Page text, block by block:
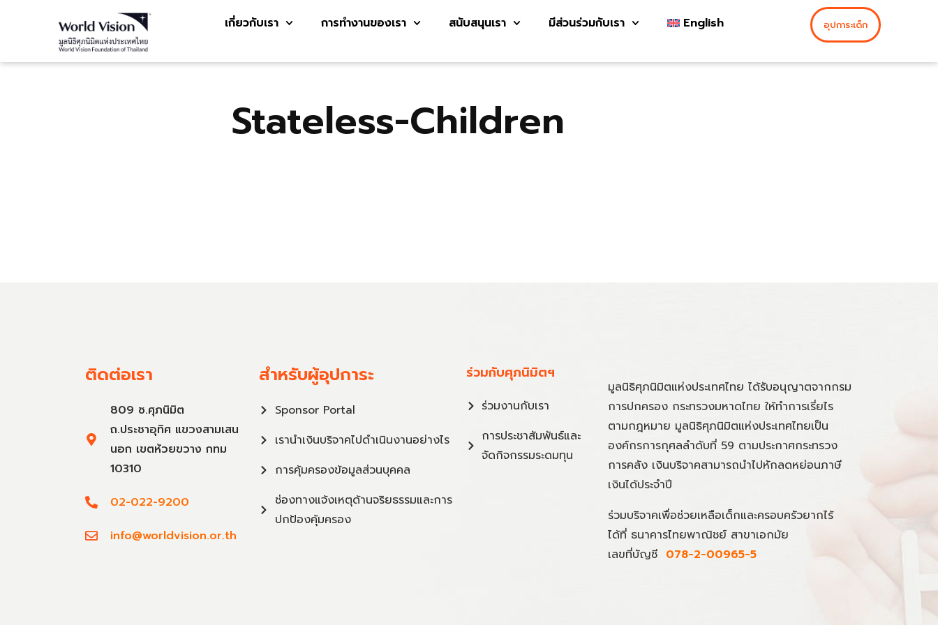
เกี่ยวกับเรา การทำงานของเรา สนับสนุนเรา มีส่วนร่วมกับเรา English อุปการะเด็ก
Stateless-Children
ติดต่อเรา
809 ซ.ศุภนิมิต
ถ.ประชาอุทิศ แขวงสามเสน
นอก เขตห้วยขวาง กทม
10310
02-022-9200
info@worldvision.or.th
สำหรับผู้อุปการะ
Sponsor Portal
เรานำเงินบริจาคไปดำเนินงานอย่างไร
การคุ้มครองข้อมูลส่วนบุคคล
ช่องทางแจ้งเหตุด้านจริยธรรมและการ
ปกป้องคุ้มครอง
ร่วมกับศุภนิมิตฯ
ร่วมงานกับเรา
การประชาสัมพันธ์และ
จัดกิจกรรมระดมทุน
มูลนิธิศุภนิมิตแห่งประเทศไทย ได้รับอนุญาตจากกรม
การปกครอง กระทรวงมหาดไทย ให้ทำการเรี่ยไร
ตามกฎหมาย มูลนิธิศุภนิมิตแห่งประเทศไทยเป็น
องค์กรการกุศลลำดับที่ 59 ตามประกาศกระทรวง
การคลัง เงินบริจาคสามารถนำไปหักลดหย่อนภาษี
เงินได้ประจำปี
ร่วมบริจาคเพื่อช่วยเหลือเด็กและครอบครัวยากไร้
ได้ที่ ธนาคารไทยพาณิชย์ สาขาเอกมัย
เลขที่บัญชี 078-2-00965-5